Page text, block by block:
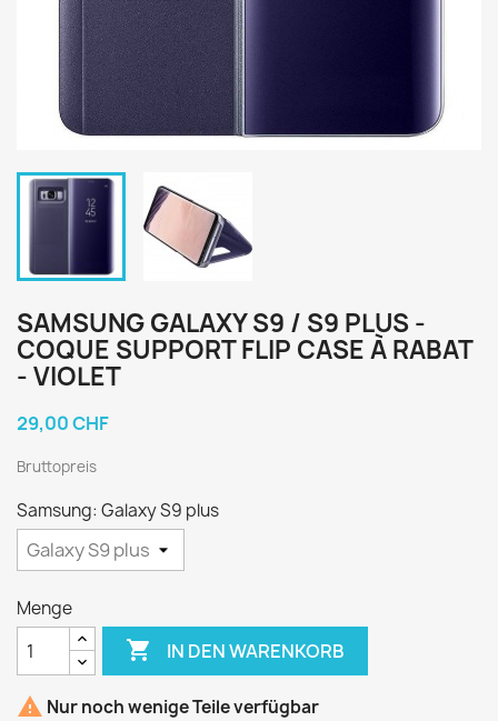
SAMSUNG GALAXY S9 / S9 PLUS -
COQUE SUPPORT FLIP CASE À RABAT
- VIOLET
29,00 CHF
Bruttopreis
Samsung: Galaxy S9 plus
Menge
 IN DEN WARENKORB
 Nur noch wenige Teile verfügbar